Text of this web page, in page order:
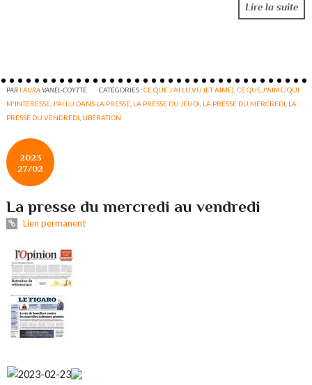
Lire la suite
PARLAURAVANEL-COYTTE CATÉGORIES :CE QUE J'AI LU,VU (ET AIMÉ) ,CE QUE J'AIME/QUI
M'INTERESSE J'AI LU DANS LA PRESSE LA PRESSE DU JEUDI LA PRESSE DU MERCREDI LA
PRESSE DU VENDREDI LIBÉRATION
2023
27/02
La presse du mercredi au vendredi
Lien permanent